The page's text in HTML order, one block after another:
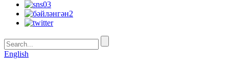
English